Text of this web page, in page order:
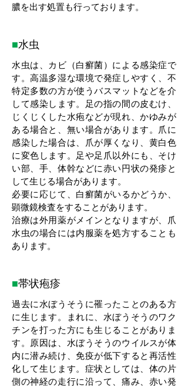
膿を出す処置も行っております。
■水虫
水虫は、カビ（白癬菌）による感染症で
す。高温多湿な環境で発症しやすく、不
特定多数の方が使うバスマットなどを介
して感染します。足の指の間の皮むけ、
じくじくした水疱などが現れ、かゆみが
ある場合と、無い場合があります。爪に
感染した場合は、爪が厚くなり、黄白色
に変色します。足や足爪以外にも、そけ
い部、手、体幹などに赤い円状の発疹と
して生じる場合があります。
必要に応じて、白癬菌がいるかどうか、
顕微鏡検査をすることがあります。
治療は外用薬がメインとなりますが、爪
水虫の場合には内服薬を処方することも
あります。
■帯状疱疹
過去に水ぼうそうに罹ったことのある方
に生じます。まれに、水ぼうそうのワク
チンを打った方にも生じることがありま
す。原因は、水ぼうそうのウイルスが体
内に潜み続け、免疫が低下すると再活性
化して生じます。症状としては、体の片
側の神経の走行に沿って、痛み、赤い発